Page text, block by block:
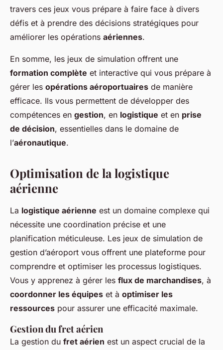
travers ces jeux vous prépare à faire face à divers
défis et à prendre des décisions stratégiques pour
améliorer les opérations aériennes.
En somme, les jeux de simulation offrent une
formation complète et interactive qui vous prépare à
gérer les opérations aéroportuaires de manière
efficace. Ils vous permettent de développer des
compétences en gestion, en logistique et en prise
de décision, essentielles dans le domaine de
l’aéronautique.
Optimisation de la logistique
aérienne
La logistique aérienne est un domaine complexe qui
nécessite une coordination précise et une
planification méticuleuse. Les jeux de simulation de
gestion d’aéroport vous offrent une plateforme pour
comprendre et optimiser les processus logistiques.
Vous y apprenez à gérer les flux de marchandises, à
coordonner les équipes et à optimiser les
ressources pour assurer une efficacité maximale.
Gestion du fret aérien
La gestion du fret aérien est un aspect crucial de la